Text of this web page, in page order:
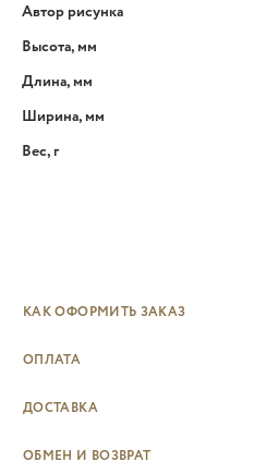
Автор рисунка
Высота, мм
Длина, мм
Ширина, мм
Вес, г
КАК ОФОРМИТЬ ЗАКАЗ
ОПЛАТА
ДОСТАВКА
ОБМЕН И ВОЗВРАТ